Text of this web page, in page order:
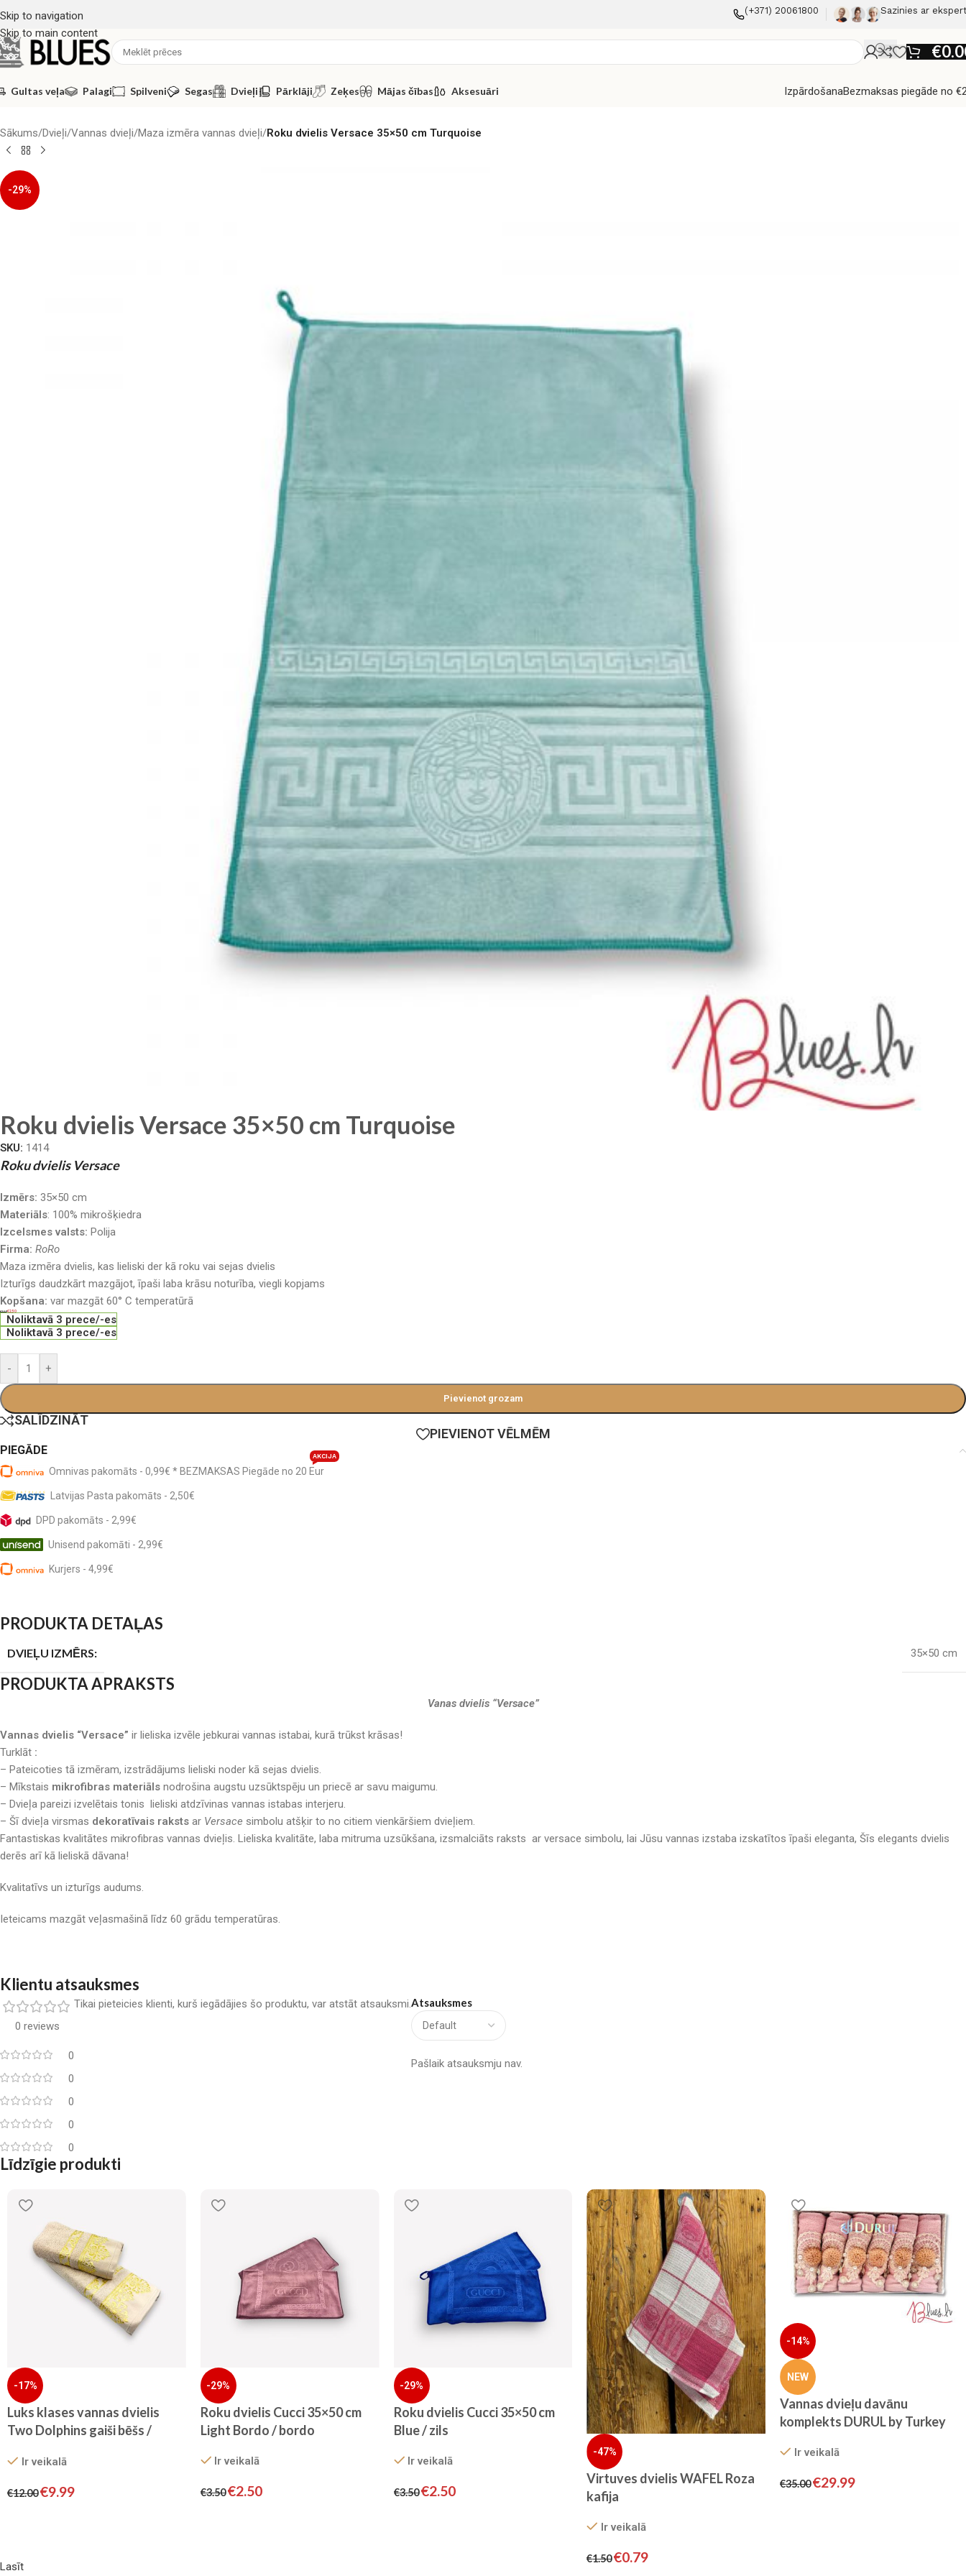
Skip to navigation
Skip to main content
(+371) 20061800 Sazinies ar
€
Gultas veļa Palagi Spilveni Segas Dvieļi Pārklāji Zeķes Mājas čības Aksesuāri IzpārdošanaBezmaksas piegāde no
Sākums/Dvieļi/Vannas dvieļi/Maza izmēra vannas dvieļi/Roku dvielis Versace 35×50 cm Turquoise
-29%
Roku dvielis Versace 35×50 cm Turquoise
SKU: 1414
Roku dvielis Versace
Izmērs: 35×50 cm
Materiāls: 100% mikrošķiedra
Izcelsmes valsts: Polija
Firma: RoRo
Maza izmēra dvielis, kas lieliski der kā roku vai sejas dvielis
Izturīgs daudzkārt mazgājot, īpaši laba krāsu noturība, viegli kopjams
Kopšana: var mazgāt 60° C temperatūrā
€3.50 €2.50
Noliktavā 3 prece/-es
Noliktavā 3 prece/-es
- +
Pievienot grozam
SALĪDZINĀT
PIEVIENOT VĒLMĒM
PIEGĀDE
Omnivas pakomāts - 0,99€ * BEZMAKSAS Piegāde no 20 Eur
AKCIJA
Latvijas Pasta pakomāts - 2,50€
DPD pakomāts - 2,99€
Unisend pakomāti - 2,99€
Kurjers - 4,99€
PRODUKTA DETAĻAS
DVIEĻU IZMĒRS: 35×50 cm
PRODUKTA APRAKSTS
Vanas dvielis “Versace”
Vannas dvielis “Versace” ir lieliska izvēle jebkurai vannas istabai, kurā trūkst krāsas!
Turklāt :
– Pateicoties tā izmēram, izstrādājums lieliski noder kā sejas dvielis.
– Mīkstais mikrofibras materiāls nodrošina augstu uzsūktspēju un priecē ar savu maigumu.
– Dvieļa pareizi izvelētais tonis lieliski atdzīvinas vannas istabas interjeru.
– Šī dvieļa virsmas dekoratīvais raksts ar Versace simbolu atšķir to no citiem vienkāršiem dvieļiem.
Fantastiskas kvalitātes mikrofibras vannas dvieļis. Lieliska kvalitāte, laba mitruma uzsūkšana, izsmalciāts raksts ar versace simbolu, lai Jūsu vannas izstaba izskatītos īpaši eleganta, Šīs elegants dvielis
derēs arī kā lieliskā dāvana!
Kvalitatīvs un izturīgs audums.
Ieteicams mazgāt veļasmašinā līdz 60 grādu temperatūras.
Klientu atsauksmes
0 reviews
0
0
0
0
0
Atsauksmes
Pašlaik atsauksmju nav.
Tikai pieteicies klienti, kurš iegādājies šo produktu, var atstāt atsauksmi.
Līdzīgie produkti
-17%
Luks klases vannas dvielis
Two Dolphins gaiši bēšs /
cm (liela izmēra)
Ir veikalā
€12.00€9.99
-29%
Roku dvielis Cucci 35×50 cm
Light Bordo / bordo
Ir veikalā
€3.50€2.50
-29%
Roku dvielis Cucci 35×50 cm
Blue / zils
Ir veikalā
€3.50 €2.50
-47%
Virtuves dvielis WAFEL Roza
kafija
Ir veikalā
€1.50€0.79
-14%
NEW
Vannas dvieļu davānu
komplekts DURUL by Turkey
Ir veikalā
€35.00€29.99
Lasīt